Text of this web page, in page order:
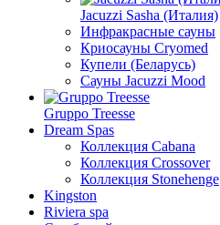
Jacuzzi Sasha (Италия)
Инфракрасные сауны
Криосауны Cryomed
Купели (Беларусь)
Сауны Jacuzzi Mood
Gruppo Treesse
Dream Spas
Коллекция Cabana
Коллекция Crossover
Коллекция Stonehenge
Kingston
Riviera spa